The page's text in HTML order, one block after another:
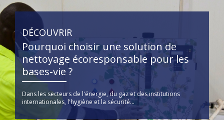
DÉCOUVRIR
Pourquoi choisir une solution de
nettoyage écoresponsable pour les
bases-vie ?
Dans les secteurs de l'énergie, du gaz et des institutions
internationales, l'hygiène et la sécurité...